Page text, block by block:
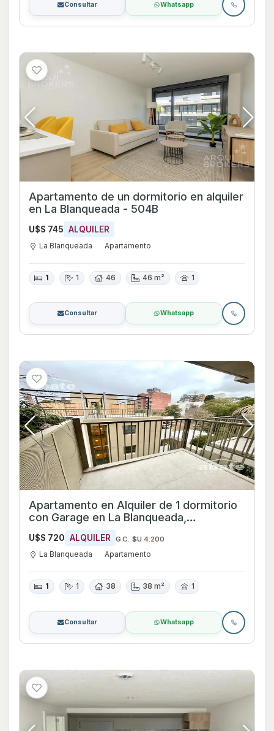
Consultar Whatsapp
Apartamento de un dormitorio en alquiler
en La Blanqueada - 504B
U$S 745 ALQUILER
La Blanqueada Apartamento
1 1 46 46 m² 1
Consultar Whatsapp
Apartamento en Alquiler de 1 dormitorio
con Garage en La Blanqueada,
Montevideo
U$S 720 ALQUILER G.C. $U 4.200
La Blanqueada Apartamento
1 1 38 38 m² 1
Consultar Whatsapp